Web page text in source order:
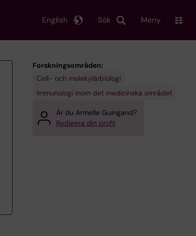
Sök
English Meny
Forskningsområden:
Cell- och molekylärbiologi
Immunologi inom det medicinska området
Är du Armelle Guingand?
Redigera din profil